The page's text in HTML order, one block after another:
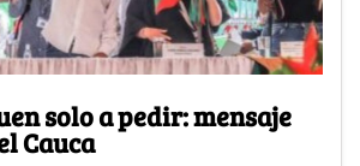
solo a pedir: mensaje
Cauca